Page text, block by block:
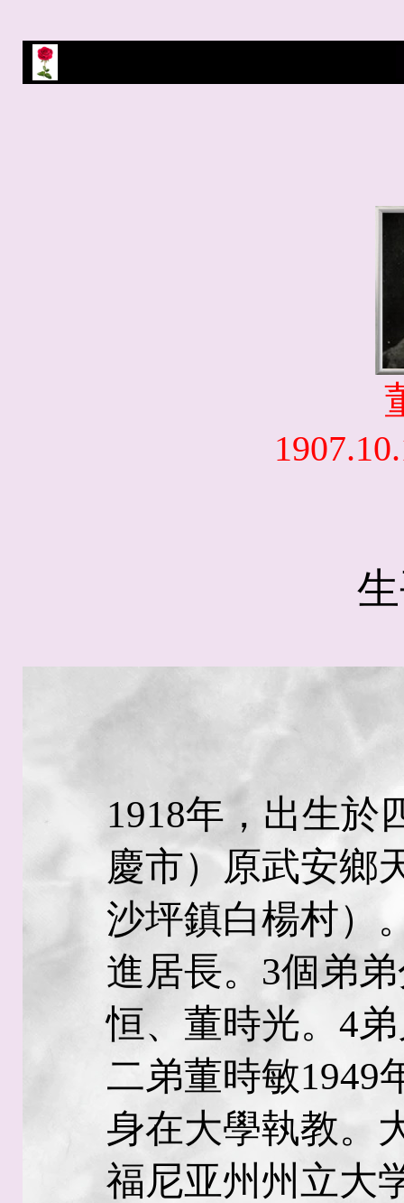
1918年，出生於
慶市）原武安鄉
沙坪鎮白楊村）
進居長。3個弟
恒、董時光。4
二弟董時敏1949
身在大學執教。
福尼亚州州立大